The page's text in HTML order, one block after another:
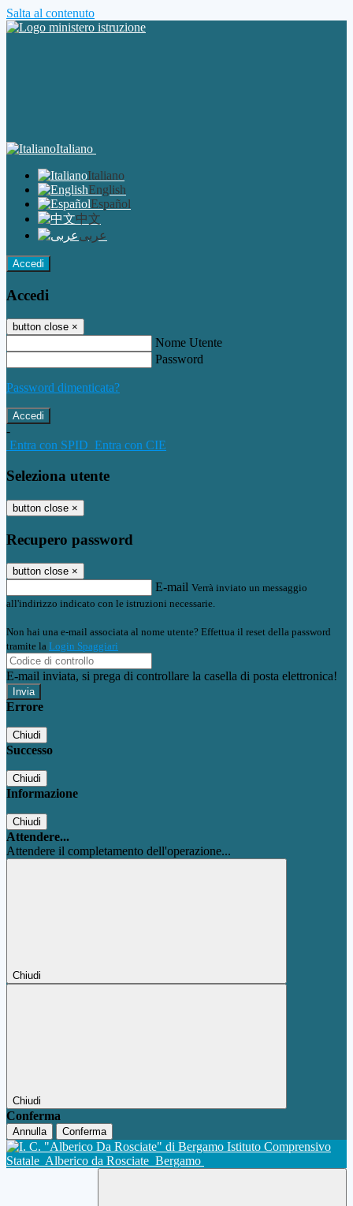
Salta al contenuto
Italiano
Italiano
English
Español
中文
عربى
Accedi
Accedi
button close ×
Nome Utente
Password
Password dimenticata?
-
Entra con SPID Entra con CIE
Seleziona utente
button close ×
Recupero password
button close ×
E-mail Verrà inviato un messaggio
all'indirizzo indicato con le istruzioni necessarie.
Non hai una e-mail associata al nome utente? Effettua il reset della password
tramite la Login Spaggiari
E-mail inviata, si prega di controllare la casella di posta elettronica!
Errore
Chiudi
Successo
Chiudi
Informazione
Chiudi
Attendere...
Attendere il completamento dell'operazione...
Chiudi
Chiudi
Conferma
Annulla Conferma
Istituto Comprensivo
Statale Alberico da Rosciate Bergamo